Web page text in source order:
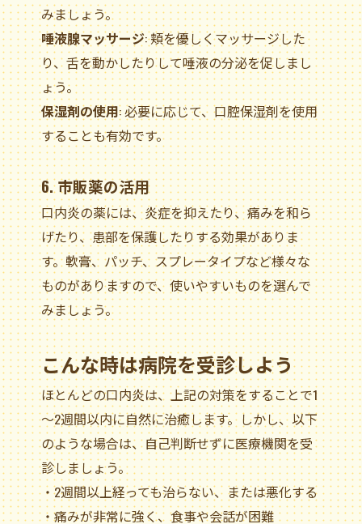
みましょう。
唾液腺マッサージ: 頬を優しくマッサージした
り、舌を動かしたりして唾液の分泌を促しまし
ょう。
保湿剤の使用: 必要に応じて、口腔保湿剤を使用
することも有効です。
6. 市販薬の活用
口内炎の薬には、炎症を抑えたり、痛みを和ら
げたり、患部を保護したりする効果がありま
す。軟膏、パッチ、スプレータイプなど様々な
ものがありますので、使いやすいものを選んで
みましょう。
こんな時は病院を受診しよう
ほとんどの口内炎は、上記の対策をすることで1
～2週間以内に自然に治癒します。しかし、以下
のような場合は、自己判断せずに医療機関を受
診しましょう。
・2週間以上経っても治らない、または悪化する
・痛みが非常に強く、食事や会話が困難